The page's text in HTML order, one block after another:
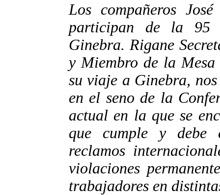
Los compañeros
participan de la 95
Ginebra. Rigane
y Miembro de la
su viaje a Ginebra,
en el seno de la
actual en la que se
que cumple y debe
reclamos
violaciones
trabajadores en